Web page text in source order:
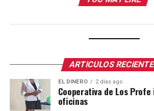
ARTICULOS
EL DINERO 2 días ago
Cooperativa de Los
oficinas